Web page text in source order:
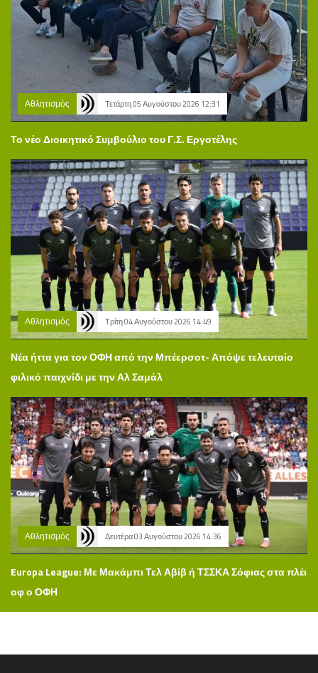
Αθλητισμός Τετάρτη 05 Αυγούστου 2026 12:31
Το νέο Διοικητικό Συμβούλιο του Γ.Σ. Εργοτέλης
Αθλητισμός Τρίτη 04 Αυγούστου 2026 14:49
Νέα ήττα για τον ΟΦΗ από την Μπέερσοτ- Απόψε τελευταίο
φιλικό παιχνίδι με την Αλ Σαμάλ
Αθλητισμός Δευτέρα 03 Αυγούστου 2026 14:36
Europa League: Με Μακάμπι Τελ Αβίβ ή ΤΣΣΚΑ Σόφιας στα πλέι
οφ ο ΟΦΗ